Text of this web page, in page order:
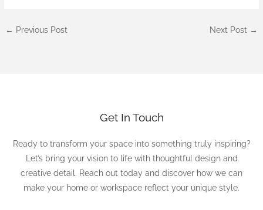
← Previous Post Next Post →
Get In Touch
Ready to transform your space into something truly inspiring?
Let’s bring your vision to life with thoughtful design and
creative detail. Reach out today and discover how we can
make your home or workspace reflect your unique style.